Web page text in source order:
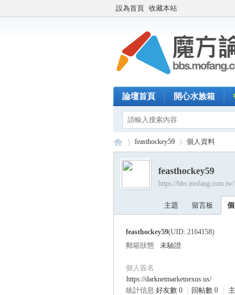
設為首頁 收藏本站
論壇首頁 開心水族箱
›
feasthockey59 個人資料
feasthockey59
https://
主題 留言板
feasthockey59(UID: 2164158)
郵箱狀態
未驗證
個人簽名
https://darknetmarketnexus.us/
統計信息 好友數 0 回帖數 0